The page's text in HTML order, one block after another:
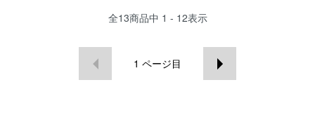
全13商品中 1 - 12表示
1 ページ目